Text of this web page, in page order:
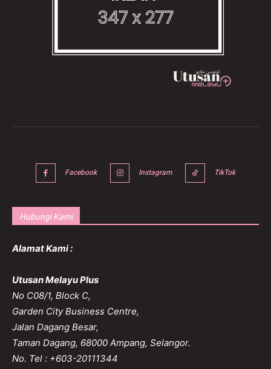
Facebook Instagram TikTok
Hubungi Kami
Alamat Kami :
Utusan Melayu Plus
No C08/1, Block C,
Garden City Business Centre,
Jalan Dagang Besar,
Taman Dagang, 68000 Ampang, Selangor.
No. Tel : +603-20111344